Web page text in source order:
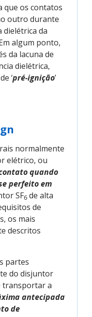
que os contatos
outro durante
dielétrica da
algum ponto,
da lacuna de
dielétrica,
‘pré-ignição’
normalmente
elétrico, ou
quando
perfeito em
SF6 de alta
de
os mais
descritos
partes
do disjuntor
transportar a
antecipada
de